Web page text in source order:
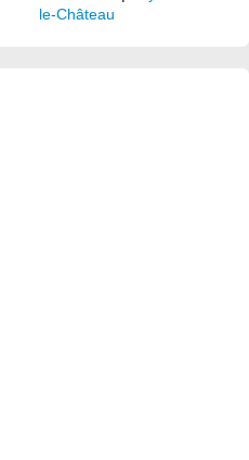
le-Château